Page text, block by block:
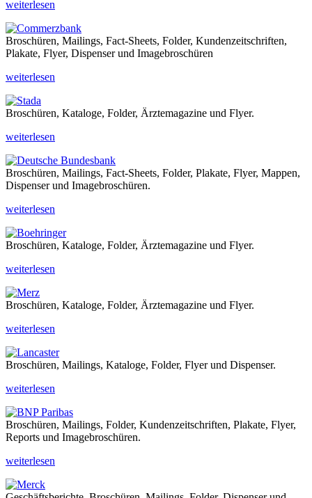
weiterlesen
Broschüren, Mailings, Fact-Sheets, Folder, Kundenzeitschriften,
Plakate, Flyer, Dispenser und Imagebroschüren
weiterlesen
Broschüren, Kataloge, Folder, Ärztemagazine und Flyer.
weiterlesen
Broschüren, Mailings, Fact-Sheets, Folder, Plakate, Flyer, Mappen,
Dispenser und Imagebroschüren.
weiterlesen
Broschüren, Kataloge, Folder, Ärztemagazine und Flyer.
weiterlesen
Broschüren, Kataloge, Folder, Ärztemagazine und Flyer.
weiterlesen
Broschüren, Mailings, Kataloge, Folder, Flyer und Dispenser.
weiterlesen
Broschüren, Mailings, Folder, Kundenzeitschriften, Plakate, Flyer,
Reports und Imagebroschüren.
weiterlesen